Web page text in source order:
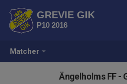
Matcher
GREVIE GIK
P10 2016
Ängelholms FF -